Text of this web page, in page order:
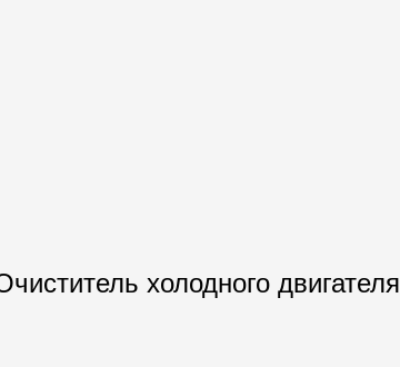
холодного двигателя